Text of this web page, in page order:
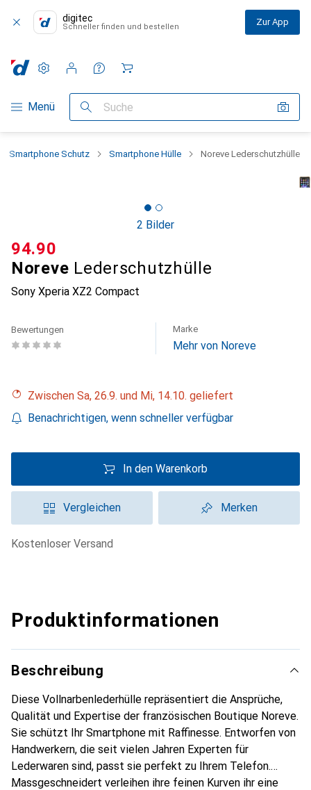
digitec
Schneller finden und bestellen Zur App
Navigation nach Kategorien
Menü Suche
Einstellungen
Kundenkonto
Vergleichslisten
Merklisten
Warenkorb
Smartphone Schutz Smartphone Hülle Noreve Lederschutzhülle
2 Bilder
Noreve Lederschutzhülle
Sony Xperia XZ2 Compact
CHF
94.90
Bewertungen Marke
Mehr von Noreve
Zwischen Sa, 26.9. und Mi, 14.10. geliefert
Benachrichtigen, wenn schneller verfügbar
In den Warenkorb
Vergleichen Merken
kostenloser Versand
Produktinformationen
Beschreibung
Diese Vollnarbenlederhülle repräsentiert die Ansprüche,
Qualität und Expertise der französischen Boutique Noreve.
Sie schützt Ihr Smartphone mit Raffinesse. Entworfen von
Handwerkern, die seit vielen Jahren Experten für
Lederwaren sind, passt sie perfekt zu Ihrem Telefon.
Massgeschneidert verleihen ihre feinen Kurven ihr eine